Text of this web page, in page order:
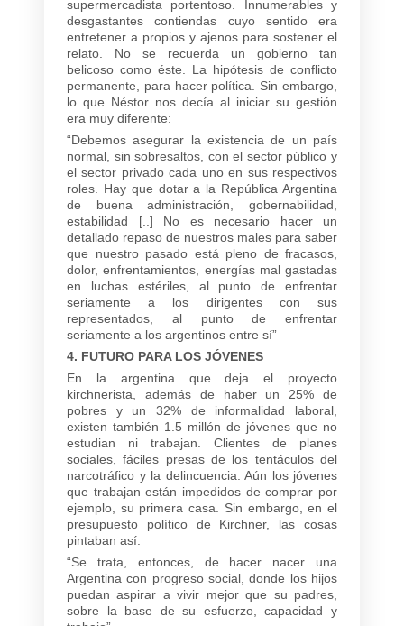
supermercadista portentoso. Innumerables y
desgastantes contiendas cuyo sentido era
entretener a propios y ajenos para sostener el
relato. No se recuerda un gobierno tan
belicoso como éste. La hipótesis de conflicto
permanente, para hacer política. Sin embargo,
lo que Néstor nos decía al iniciar su gestión
era muy diferente:
“Debemos asegurar la existencia de un país
normal, sin sobresaltos, con el sector público y
el sector privado cada uno en sus respectivos
roles. Hay que dotar a la República Argentina
de buena administración, gobernabilidad,
estabilidad [..] No es necesario hacer un
detallado repaso de nuestros males para saber
que nuestro pasado está pleno de fracasos,
dolor, enfrentamientos, energías mal gastadas
en luchas estériles, al punto de enfrentar
seriamente a los dirigentes con sus
representados, al punto de enfrentar
seriamente a los argentinos entre sí”
4. FUTURO PARA LOS JÓVENES
En la argentina que deja el proyecto
kirchnerista, además de haber un 25% de
pobres y un 32% de informalidad laboral,
existen también 1.5 millón de jóvenes que no
estudian ni trabajan. Clientes de planes
sociales, fáciles presas de los tentáculos del
narcotráfico y la delincuencia. Aún los jóvenes
que trabajan están impedidos de comprar por
ejemplo, su primera casa. Sin embargo, en el
presupuesto político de Kirchner, las cosas
pintaban así:
“Se trata, entonces, de hacer nacer una
Argentina con progreso social, donde los hijos
puedan aspirar a vivir mejor que su padres,
sobre la base de su esfuerzo, capacidad y